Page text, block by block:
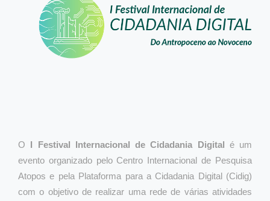
O I Festival Internacional de Cidadania Digital é um
evento organizado pelo Centro Internacional de Pesquisa
Atopos e pela Plataforma para a Cidadania Digital (Cidig)
com o objetivo de realizar uma rede de várias atividades